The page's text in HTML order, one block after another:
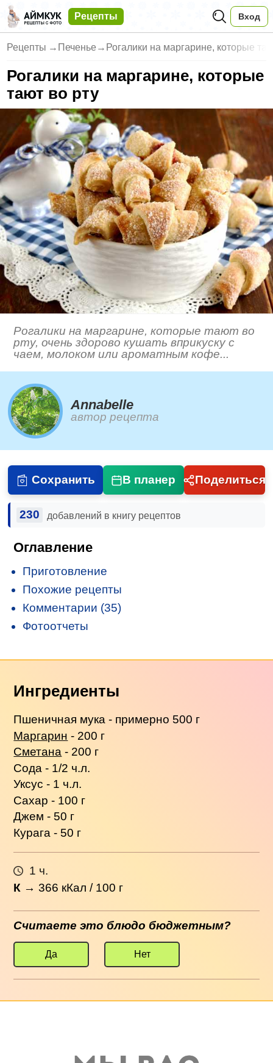
Рецепты Вход
Рецепты → Печенье → Рогалики на маргарине, которые
Рогалики на маргарине, которые
тают во рту
Рогалики на маргарине, которые тают во
рту, очень здорово кушать вприкуску с
чаем, молоком или ароматным кофе...
Annabelle
автор рецепта
Сохранить В планер Поделиться
230 добавлений в книгу рецептов
Оглавление
Приготовление
Похожие рецепты
Комментарии (35)
Фотоотчеты
Ингредиенты
Пшеничная мука - примерно 500 г
Маргарин - 200 г
Сметана - 200 г
Сода - 1/2 ч.л.
Уксус - 1 ч.л.
Сахар - 100 г
Джем - 50 г
Курага - 50 г
1 ч.
К →366 кКал / 100 г
Считаете это блюдо бюджетным?
Да Нет